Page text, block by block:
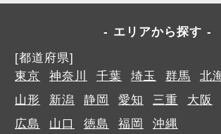
エリアから探す
[都道府県]
東京
神奈川 千葉 埼玉 群馬 北
山形
新潟 静岡 愛知 三重 大阪
広島
山口 徳島 福岡 沖縄